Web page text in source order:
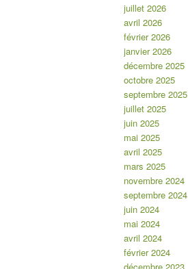
juillet 2026
avril 2026
février 2026
janvier 2026
décembre 2025
octobre 2025
septembre 2025
juillet 2025
juin 2025
mai 2025
avril 2025
mars 2025
novembre 2024
septembre 2024
juin 2024
mai 2024
avril 2024
février 2024